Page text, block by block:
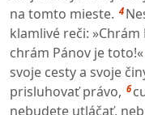
na tomto mieste. 4
klamlivé reči: »Chrám
chrám Pánov je toto!«
svoje cesty a svoje
prisluhovať právo, 6
nebudete utláčať,